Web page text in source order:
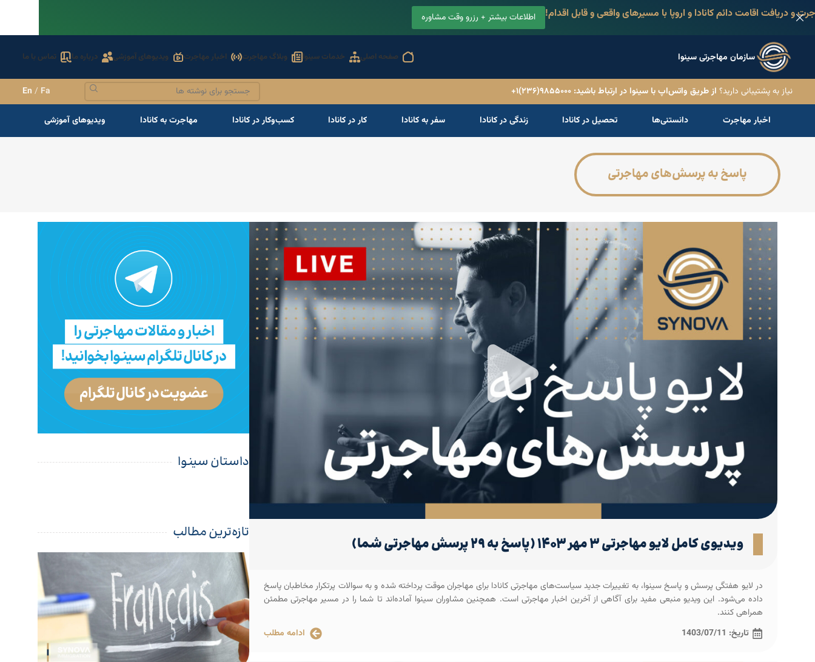
سازمان مهاجرتی سینوا صفحه اصلی خدمات سینوا وبلاگ مهاجرت اخبار مهاجرت ویدیوهای آموزشی درباره ما تماس با ما
نیاز به پشتیبانی دارید؟ از طریق واتس‌اپ با سینوا در ارتباط باشید: ۹۸۵۵۰۰۰(۲۳۶)۱+ En / Fa
اخبار مهاجرت دانستنی‌ها تحصیل در کانادا زندگی در کانادا سفر به کانادا کار در کانادا کسب‌وکار در کانادا مهاجرت به کانادا ویدیوهای آموزشی
پاسخ به پرسش‌های مهاجرتی
ویدیوی کامل لایو مهاجرتی ۳ مهر ۱۴۰۳ (پاسخ به ۲۹ پرسش‌ مهاجرتی شما)
در لایو هفتگی پرسش و پاسخ سینوا، به تغییرات جدید سیاست‌های مهاجرتی کانادا برای مهاجران موقت پرداخته شده و به سوالات پرتکرار مخاطبان پاسخ
داده می‌شود. این ویدیو منبعی مفید برای آگاهی از آخرین اخبار مهاجرتی است. همچنین مشاوران سینوا آماده‌اند تا شما را در مسیر مهاجرتی مطمئن
همراهی کنند.
تاریخ: 1403/07/11 ادامه مطلب
داستان سینوا
تازه‌ترین مطالب
و دریافت اقامت دائم کانادا و اروپا با مسیرهای واقعی و قابل اقدام! اطلاعات بیشتر + رزرو وقت مشاوره